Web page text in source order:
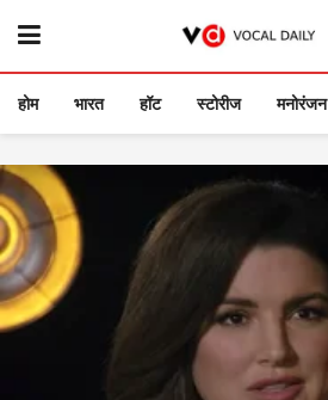
होम भारत हॉट स्टोरीज मनोरंजन